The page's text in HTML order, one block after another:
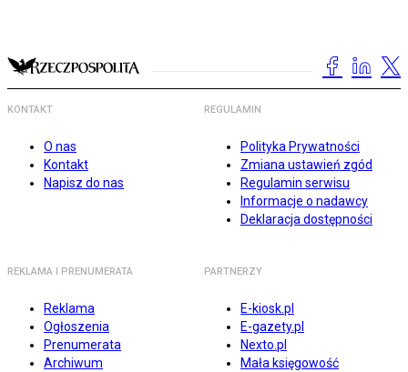
KONTAKT
O nas
Kontakt
Napisz do nas
REGULAMIN
Polityka Prywatności
Zmiana ustawień zgód
Regulamin serwisu
Informacje o nadawcy
Deklaracja dostępności
REKLAMA I PRENUMERATA
Reklama
Ogłoszenia
Prenumerata
Archiwum
PARTNERZY
E-kiosk.pl
E-gazety.pl
Nexto.pl
Mała księgowość